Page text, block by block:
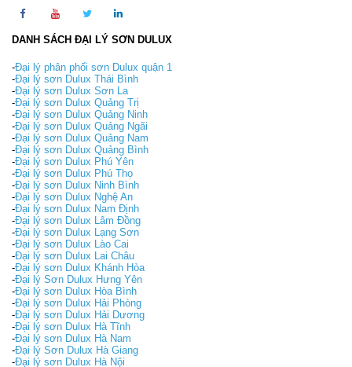
DANH SÁCH ĐẠI LÝ SƠN DULUX
-Đại lý phân phối sơn Dulux quận 1
-Đại lý sơn Dulux Thái Bình
-Đại lý sơn Dulux Sơn La
-Đại lý sơn Dulux Quảng Trị
-Đại lý sơn Dulux Quảng Ninh
-Đại lý sơn Dulux Quảng Ngãi
-Đại lý sơn Dulux Quảng Nam
-Đại lý sơn Dulux Quảng Bình
-Đại lý sơn Dulux Phú Yên
-Đại lý sơn Dulux Phú Thọ
-Đại lý sơn Dulux Ninh Bình
-Đại lý sơn Dulux Nghệ An
-Đại lý sơn Dulux Nam Định
-Đại lý sơn Dulux Lâm Đồng
-Đại lý sơn Dulux Lạng Sơn
-Đại lý sơn Dulux Lào Cai
-Đại lý sơn Dulux Lai Châu
-Đại lý sơn Dulux Khánh Hòa
-Đại lý Sơn Dulux Hưng Yên
-Đại lý sơn Dulux Hòa Bình
-Đại lý sơn Dulux Hải Phòng
-Đại lý sơn Dulux Hải Dương
-Đại lý sơn Dulux Hà Tĩnh
-Đại lý sơn Dulux Hà Nam
-Đại lý Sơn Dulux Hà Giang
-Đại lý sơn Dulux Hà Nội